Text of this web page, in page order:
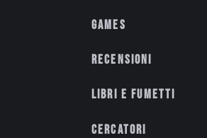
Games
Recensioni
Libri e fumetti
Cercatori